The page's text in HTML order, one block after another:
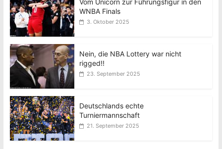
WNBA Finals
3. Oktober 2025
Nein, die NBA Lottery war nicht
rigged!!
23. September 2025
Deutschlands echte
Turniermannschaft
21. September 2025